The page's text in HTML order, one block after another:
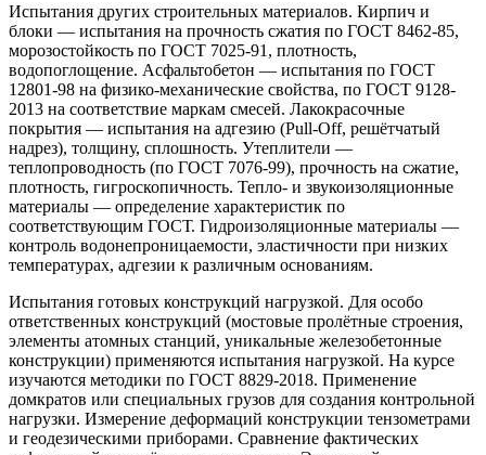
Испытания других строительных материалов. Кирпич и
блоки — испытания на прочность сжатия по ГОСТ 8462-85,
морозостойкость по ГОСТ 7025-91, плотность,
водопоглощение. Асфальтобетон — испытания по ГОСТ
12801-98 на физико-механические свойства, по ГОСТ 9128-
2013 на соответствие маркам смесей. Лакокрасочные
покрытия — испытания на адгезию (Pull-Off, решётчатый
надрез), толщину, сплошность. Утеплители —
теплопроводность (по ГОСТ 7076-99), прочность на сжатие,
плотность, гигроскопичность. Тепло- и звукоизоляционные
материалы — определение характеристик по
соответствующим ГОСТ. Гидроизоляционные материалы —
контроль водонепроницаемости, эластичности при низких
температурах, адгезии к различным основаниям.
Испытания готовых конструкций нагрузкой. Для особо
ответственных конструкций (мостовые пролётные строения,
элементы атомных станций, уникальные железобетонные
конструкции) применяются испытания нагрузкой. На курсе
изучаются методики по ГОСТ 8829-2018. Применение
домкратов или специальных грузов для создания контрольной
нагрузки. Измерение деформаций конструкции тензометрами
и геодезическими приборами. Сравнение фактических